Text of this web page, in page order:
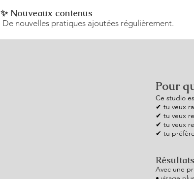
✨ Nouveaux contenus
De nouvelles pratiques ajoutées régulièrement.
Pour
Ce studio
✔ tu veux
✔ tu veux
✔ tu veux
✔ tu
Avec une